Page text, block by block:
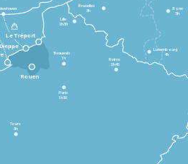
Dieppe
Le Tréport
Tours
3h
Paris
1h30
Beauvais
1h
Reims
2h45
Lille
2h30
Bruxelles
3h
Bonn
5h
Luxembourg
4h
Rouen